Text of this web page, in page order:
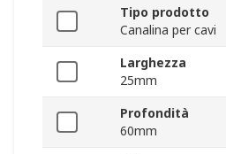
Tipo prodotto
Canalina per cavi
Larghezza
25mm
Profondità
60mm